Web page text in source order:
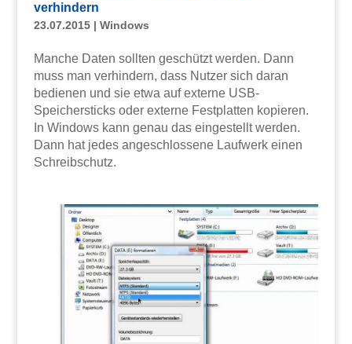
verhindern
23.07.2015| Windows
Manche Daten sollten geschützt werden. Dann
muss man verhindern, dass Nutzer sich daran
bedienen und sie etwa auf externe USB-
Speichersticks oder externe Festplatten kopieren.
In Windows kann genau das eingestellt werden.
Dann hat jedes angeschlossene Laufwerk einen
Schreibschutz.